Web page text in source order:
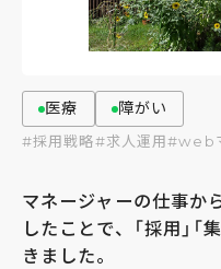
医療 障がい
#採用戦略#求人運用#web
マネージャーの仕事か
したことで、「採用」
きました。